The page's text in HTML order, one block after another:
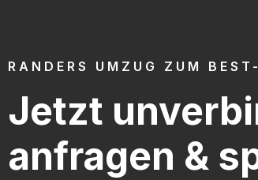
RANDERS UMZUG ZUM
Jetzt
anfragen &